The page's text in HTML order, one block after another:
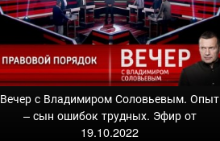
Вечер с Владимиром Соловьевым. Опыт
– сын ошибок трудных. Эфир от
19.10.2022